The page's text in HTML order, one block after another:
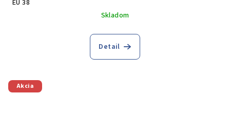
EU 38
Skladom
Detail
Akcia